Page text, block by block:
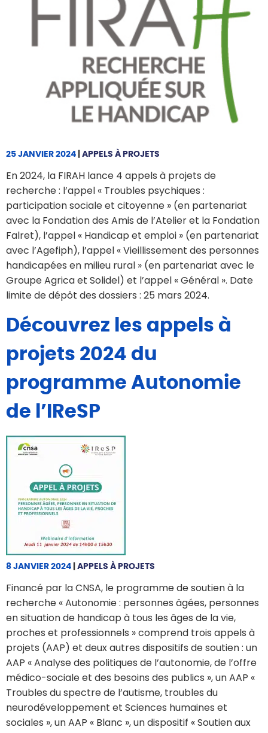
25 JANVIER 2024 APPELS À PROJETS
En 2024, la FIRAH lance 4 appels à projets de
recherche : l’appel « Troubles psychiques :
participation sociale et citoyenne » (en partenariat
avec la Fondation des Amis de l’Atelier et la Fondation
Falret), l’appel « Handicap et emploi » (en partenariat
avec l’Agefiph), l’appel « Vieillissement des personnes
handicapées en milieu rural » (en partenariat avec le
Groupe Agrica et Solidel) et l’appel « Général ». Date
limite de dépôt des dossiers : 25 mars 2024.
Découvrez les appels à
projets 2024 du
programme Autonomie
de l’IReSP
8 JANVIER 2024 APPELS À PROJETS
Financé par la CNSA, le programme de soutien à la
recherche « Autonomie : personnes âgées, personnes
en situation de handicap à tous les âges de la vie,
proches et professionnels » comprend trois appels à
projets (AAP) et deux autres dispositifs de soutien : un
AAP « Analyse des politiques de l’autonomie, de l’offre
médico-sociale et des besoins des publics », un AAP «
Troubles du spectre de l’autisme, troubles du
neurodéveloppement et Sciences humaines et
sociales », un AAP « Blanc », un dispositif « Soutien aux